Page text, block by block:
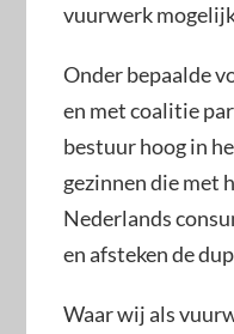
vuurwerk
Onder bepaalde
en met coalitie
bestuur hoog in
gezinnen die met
Nederlands
en afsteken de
Waar wij als